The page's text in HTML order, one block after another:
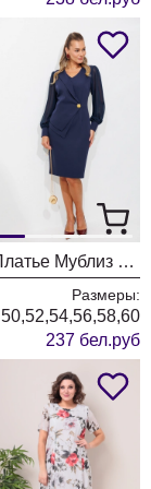
Платье Мублиз 342 синий
Размеры:
50,52,54,56,58,60
237 бел.руб